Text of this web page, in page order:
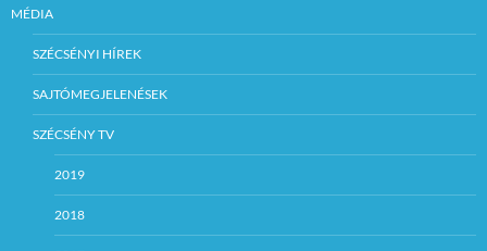
MÉDIA
SZÉCSÉNYI HÍREK
SAJTÓMEGJELENÉSEK
SZÉCSÉNY TV
2019
2018